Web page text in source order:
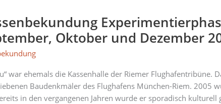
Oktober und Dezember
war ehemals die Kassenhalle der Riemer
Baudenkmäler des Flughafens München-Riem. 2005
in den vergangenen Jahren wurde er sporadisch